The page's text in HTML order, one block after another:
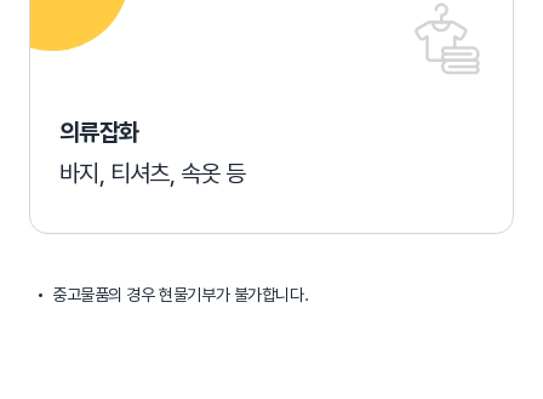
의류잡화
바지, 티셔츠, 속옷 등
중고물품의 경우 현물기부가 불가합니다.